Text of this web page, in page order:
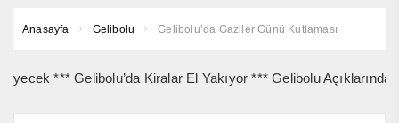
Anasayfa Gelibolu Gelibolu’da Gaziler Günü Kutlaması
Kiralar El Yakıyor *** Gelibolu Açıklarında Gemi